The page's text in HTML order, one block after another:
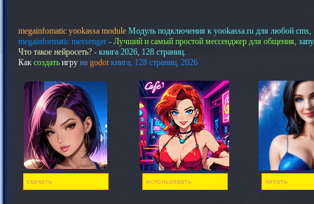
megainfomatic yookassa module Модуль подключения к yookassa.ru для любой cms,
megainformatic messenger - Лучший и самый простой мессенджер для общения,
Что такое нейросеть? - книга 2026, 128 страниц.
Как создать игру на godot книга, 128 страниц, 2026
скачать использовать читать